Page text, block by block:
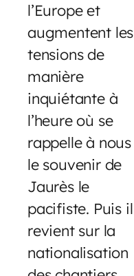
l’Europe et
augmentent les
tensions de
manière
inquiétante à
l’heure où se
rappelle à nous
le souvenir de
Jaurès le
pacifiste. Puis il
revient sur la
nationalisation